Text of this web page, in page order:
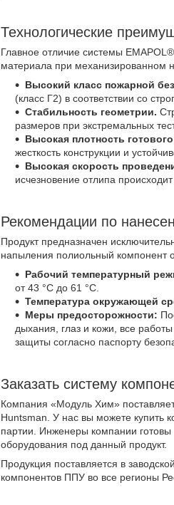
Технологические
Главное отличие системы
материала при механизированном
Высокий класс пожарной
(класс Г2) в соответствии со
Стабильность геометрии.
размеров при экстремальных
Высокая плотность
жесткость конструкции и
Высокая скорость
исчезновение отлипа
Рекомендации по
Продукт предназначен
напыления полиольный компонент
Рабочий температурный
от 43 °C до 61 °C.
Температура окружающей
Меры предосторожности:
дыхания, глаз и кожи, все
защиты согласно паспорту
Заказать систему
Компания «Модуль Хим»
Huntsman. У нас вы можете купить
партии. Инженеры компании готовы
оборудования под данный продукт.
Продукция поставляется в
компонентов ППУ во все регионы